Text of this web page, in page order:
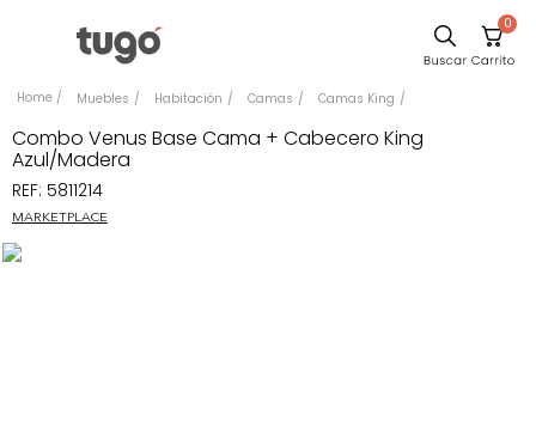
0
Muebles Habitación Camas Camas King
Combo Venus Base Cama + Cabecero King
Azul/Madera
REF: 5811214
MARKETPLACE
Comedor
Escritorio
Silla